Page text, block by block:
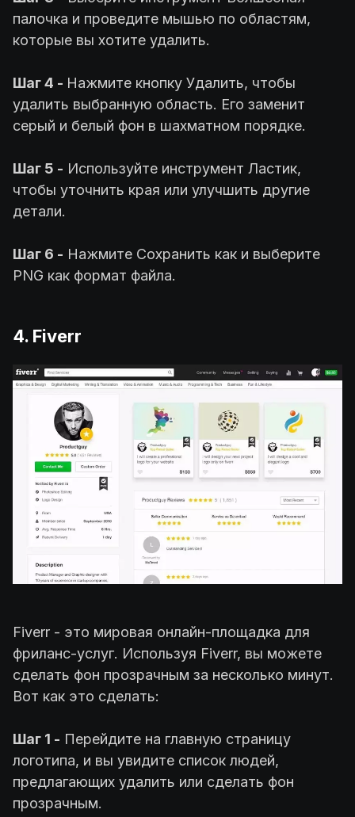
палочка и проведите мышью по областям,
которые вы хотите удалить.
Шаг 4 - Нажмите кнопку Удалить, чтобы
удалить выбранную область. Его заменит
серый и белый фон в шахматном порядке.
Шаг 5 - Используйте инструмент Ластик,
чтобы уточнить края или улучшить другие
детали.
Шаг 6 - Нажмите Сохранить как и выберите
PNG как формат файла.
4. Fiverr
Fiverr - это мировая онлайн-площадка для
фриланс-услуг. Используя Fiverr, вы можете
сделать фон прозрачным за несколько минут.
Вот как это сделать:
Шаг 1 - Перейдите на главную страницу
логотипа, и вы увидите список людей,
предлагающих удалить или сделать фон
прозрачным.